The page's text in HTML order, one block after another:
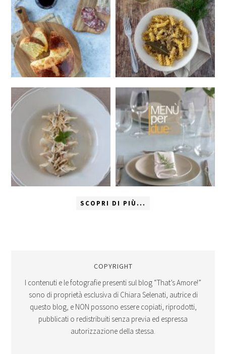
SCOPRI DI PIÙ...
COPYRIGHT
I contenuti e le fotografie presenti sul blog “That’s Amore!”
sono di proprietà esclusiva di Chiara Selenati, autrice di
questo blog, e NON possono essere copiati, riprodotti,
pubblicati o redistribuiti senza previa ed espressa
autorizzazione della stessa.